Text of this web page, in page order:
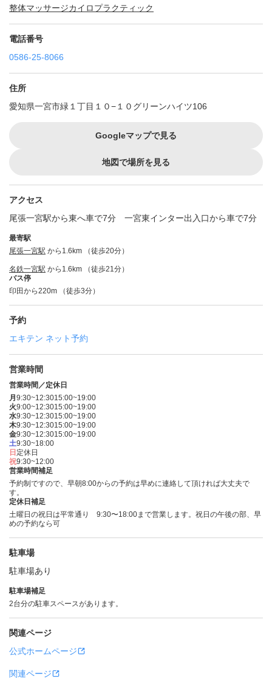
整体マッサージカイロプラクティック
電話番号
0586-25-8066
住所
愛知県一宮市緑１丁目１０−１０グリーンハイツ106
Googleマップで見る
地図で場所を見る
アクセス
尾張一宮駅から東へ車で7分 一宮東インター出入口から車で7分
最寄駅
尾張一宮駅 から1.6km （徒歩20分）
名鉄一宮駅 から1.6km （徒歩21分）
バス停
印田から220m （徒歩3分）
予約
エキテン ネット予約
営業時間
営業時間／定休日
月 9:30~12:3015:00~19:00
火9:00~12:3015:00~19:00
水9:30~12:3015:00~19:00
木9:30~12:3015:00~19:00
金9:30~12:3015:00~19:00
土9:30~18:00
日 定休日
祝9:30~12:00
営業時間補足
予約制ですので、早朝8:00からの予約は早めに連絡して頂ければ大丈夫で
す。
定休日補足
土曜日の祝日は平常通り 9:30〜18:00まで営業します。祝日の午後の部、早
めの予約なら可
駐車場
駐車場あり
駐車場補足
2台分の駐車スペースがあります。
関連ページ
公式ホームページ
関連ページ